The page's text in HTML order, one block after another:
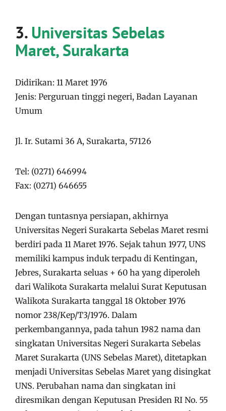
3.Universitas Sebelas
Maret, Surakarta
Didirikan: 11 Maret 1976
Jenis: Perguruan tinggi negeri, Badan Layanan
Umum
Jl. Ir. Sutami 36 A, Surakarta, 57126
Tel: (0271) 646994
Fax: (0271) 646655
Dengan tuntasnya persiapan, akhirnya
Universitas Negeri Surakarta Sebelas Maret resmi
berdiri pada 11 Maret 1976. Sejak tahun 1977, UNS
memiliki kampus induk terpadu di Kentingan,
Jebres, Surakarta seluas + 60 ha yang diperoleh
dari Walikota Surakarta melalui Surat Keputusan
Walikota Surakarta tanggal 18 Oktober 1976
nomor 238/Kep/T3/1976. Dalam
perkembangannya, pada tahun 1982 nama dan
singkatan Universitas Negeri Surakarta Sebelas
Maret Surakarta (UNS Sebelas Maret), ditetapkan
menjadi Universitas Sebelas Maret yang disingkat
UNS. Perubahan nama dan singkatan ini
diresmikan dengan Keputusan Presiden RI No. 55